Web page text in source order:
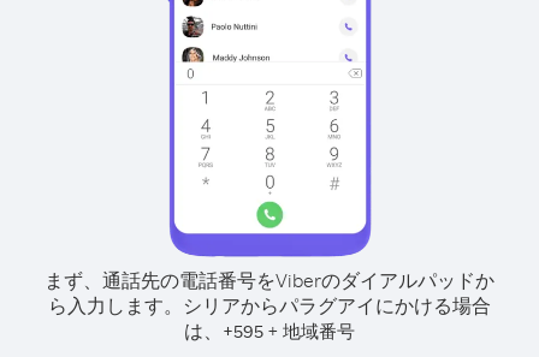
まず、通話先の電話番号をViberのダイアルパッドか
ら入力します。 シリアからパラグアイにかける場合
は、 +595 + 地域番号